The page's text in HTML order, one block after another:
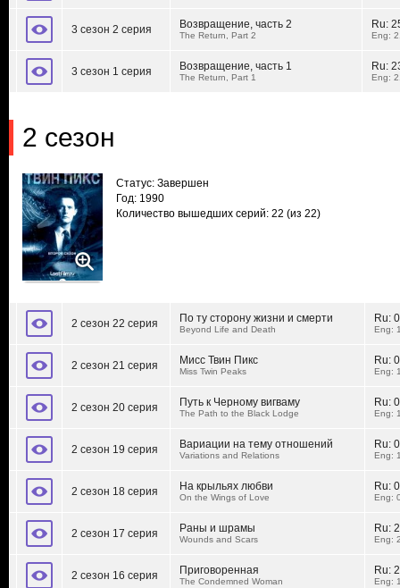
3 сезон 2 серия Возвращение, часть 2
The Return, Part 2
Ru:
Eng:
3 сезон 1 серия Возвращение, часть 1
The Return, Part 1
Ru:
Eng:
2 сезон
Статус: Завершен
Год: 1990
Количество вышедших серий: 22 (из 22)
2 сезон 22 серия По ту сторону жизни и смерти
Beyond Life and Death
Ru:
Eng:
2 сезон 21 серия Мисс Твин Пикс
Miss Twin Peaks
Ru:
Eng:
2 сезон 20 серия Путь к Черному вигваму
The Path to the Black Lodge
Ru:
Eng:
2 сезон 19 серия Вариации на тему отношений
Variations and Relations
Ru:
Eng:
2 сезон 18 серия На крыльях любви
On the Wings of Love
Ru:
Eng:
2 сезон 17 серия Раны и шрамы
Wounds and Scars
Ru:
Eng:
2 сезон 16 серия Приговоренная
The Condemned Woman
Ru:
Eng: